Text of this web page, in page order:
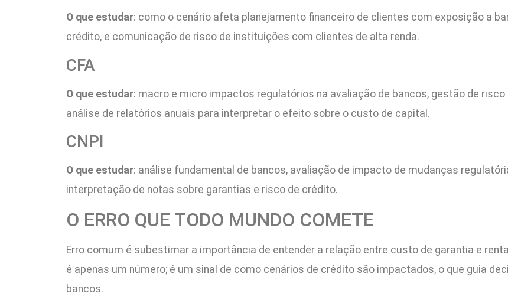
O que estudar: como o cenário afeta planejamento financeiro de clientes com exposição a
crédito, e comunicação de risco de instituições com clientes de alta renda.
CFA
O que estudar: macro e micro impactos regulatórios na avaliação de bancos, gestão de
análise de relatórios anuais para interpretar o efeito sobre o custo de capital.
CNPI
O que estudar: análise fundamental de bancos, avaliação de impacto de mudanças
interpretação de notas sobre garantias e risco de crédito.
O ERRO QUE TODO MUNDO COMETE
Erro comum é subestimar a importância de entender a relação entre custo de garantia e
é apenas um número; é um sinal de como cenários de crédito são impactados, o que guia
bancos.